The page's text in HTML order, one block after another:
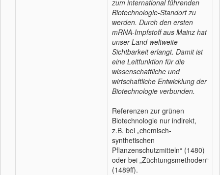
zum international führenden
Biotechnologie-Standort zu
werden. Durch den ersten
mRNA-Impfstoff aus Mainz hat
unser Land weltweite
Sichtbarkeit erlangt. Damit ist
eine Leitfunktion für die
wissenschaftliche und
wirtschaftliche Entwicklung der
Biotechnologie verbunden.
Referenzen zur grünen
Biotechnologie nur indirekt,
z.B. bei „chemisch-
synthetischen
Pflanzenschutzmitteln“ (1480)
oder bei „Züchtungsmethoden“
(1489ff).